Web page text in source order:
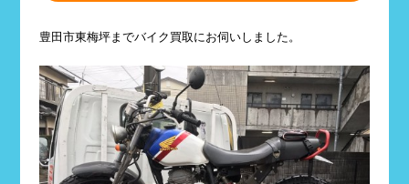
豊田市東梅坪までバイク買取にお伺いしました。